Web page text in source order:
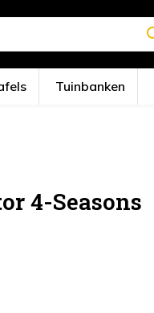
Tuinbanken
4-Seasons